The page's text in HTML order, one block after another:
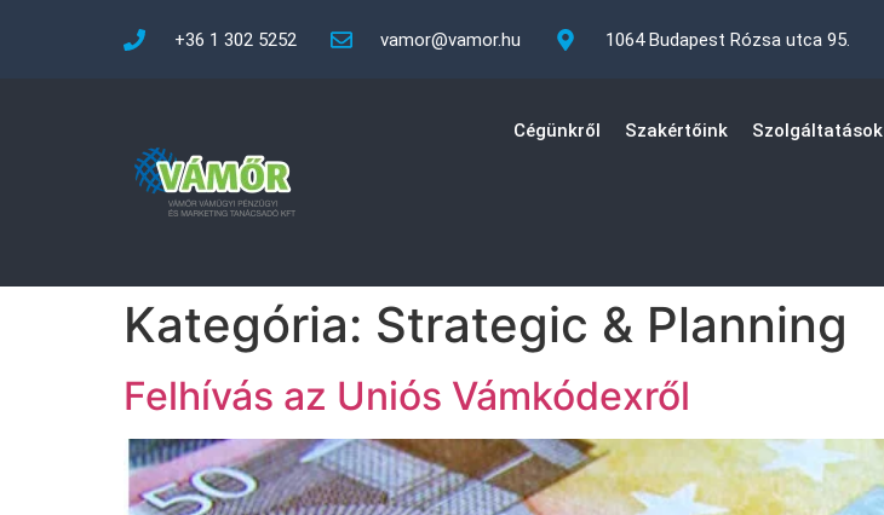
+36 1 302 5252 vamor@vamor.hu 1064 Budapest Rózsa utca 95.
Cégünkről Szakértőink Szolgáltatások
Kategória: Strategic & Planning
Felhívás az Uniós Vámkódexről